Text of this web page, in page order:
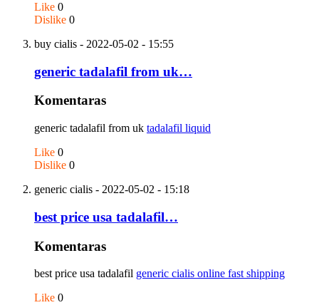
Like 0
Dislike 0
buy cialis - 2022-05-02 - 15:55
generic tadalafil from uk…
Komentaras
generic tadalafil from uk tadalafil liquid
Like 0
Dislike 0
generic cialis - 2022-05-02 - 15:18
best price usa tadalafil…
Komentaras
best price usa tadalafil generic cialis online fast shipping
Like 0